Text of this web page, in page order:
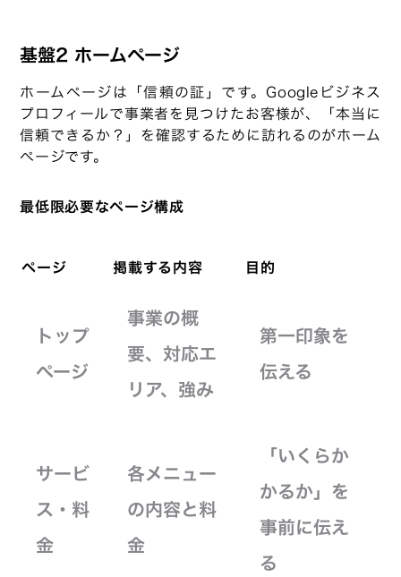
基盤2 ホームページ
ホームページは「信頼の証」です。Googleビジネス
プロフィールで事業者を見つけたお客様が、「本当に
信頼できるか？」を確認するために訪れるのがホーム
ページです。
最低限必要なページ構成
ページ 掲載する内容 目的
トップ
ページ
事業の概
要、対応エ
リア、強み
第一印象を
伝える
サービ
ス・料
金
各メニュー
の内容と料
金
「いくらか
かるか」を
事前に伝え
る